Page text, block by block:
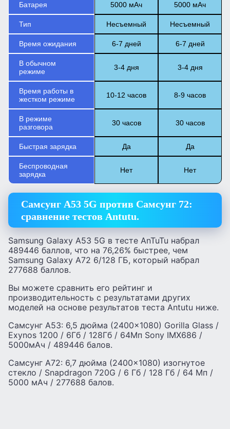
Батарея 5000 мАч 5000 мАч
Тип Несъемный Несъемный
Время ожидания 6-7 дней 6-7 дней
В обычном
режиме
3-4 дня 3-4 дня
Время работы в
жестком режиме
10-12 часов 8-9 часов
В режиме
разговора
30 часов 30 часов
Быстрая зарядка Да Да
Беспроводная
зарядка
Нет Нет
Самсунг А53 5G против Самсунг 72:
сравнение тестов Antutu.
Samsung Galaxy A53 5G в тесте AnTuTu набрал
489446 баллов, что на 76,26% быстрее, чем
Samsung Galaxy A72 6/128 ГБ, который набрал
277688 баллов.
Вы можете сравнить его рейтинг и
производительность с результатами других
моделей на основе результатов теста Antutu ниже.
Самсунг А53: 6,5 дюйма (2400×1080) Gorilla Glass /
Exynos 1200 / 6Гб / 128Гб / 64Мп Sony IMX686 /
5000мАч / 489446 балов.
Самсунг А72: 6,7 дюйма (2400×1080) изогнутое
стекло / Snapdragon 720G / 6 Гб / 128 Гб / 64 Мп /
5000 мАч / 277688 балов.